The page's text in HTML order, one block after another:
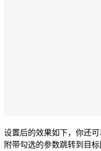
设置后的效果如下，你还
附带勾选的参数跳转到目标